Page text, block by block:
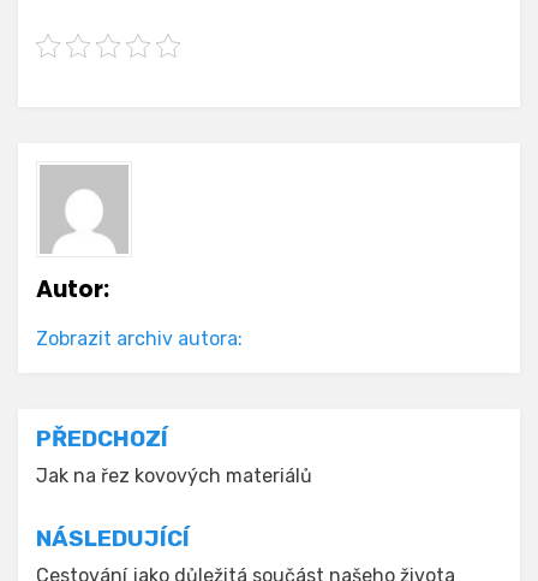
Autor:
Zobrazit archiv autora:
Navigace
pro
příspěvek
PŘEDCHOZÍ
Jak na řez kovových materiálů
NÁSLEDUJÍCÍ
Cestování jako důležitá součást našeho života